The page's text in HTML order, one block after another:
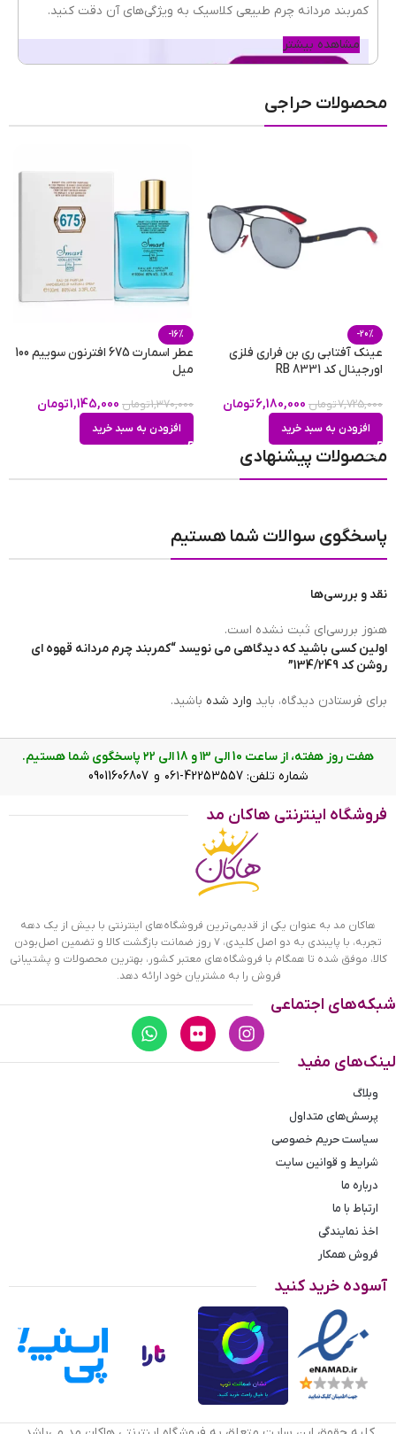
کمربند مردانه چرم طبیعی کلاسیک به ویژگی‌های آن دقت کنید.
کمربند چرم مردانه قهوه ای روشن کد 134/249
روشن کد 134/249
مهمترین چیز در خرید کمربند مردانه توجه به جنس آن است چرا
که مردان اغلب هر روز از کمربند خود استفاده می‌کنند پس لازم
قهوه ای روشن کد 134/249 از چرم طبیعی گاومیش دوخته شده
است. چرم گاومیش به دلیل داشتن ساختار فیبری از استقامت
بالایی در برابر پارگی برخوردار است. ضمن آنکه ضخامت و وسعت
چرم گاومیش باعث می‌شود کمربند یک لایه و یکدست شود. سگک
کمربند نیز از استیل ضدحساسیت و رنگ ثابت ساخته می‌شود تا
همیشه زیبایی خود را حفظ کند. هماهنگ کردن رنگ کمربند با
کفش و کیف قطعا به شیک‌پوشی شما کمک می‌کند. کمربند مردانه
چرم طبیعی می‌تواند یک گزینه خوب برای هدیه روز پدر و روز مرد
باشد چرا که هم انتخاب سایز آن آسان است و هم شیک و باکلاس
است و هم بسیار کاربردی است.
مشاهده بیشتر
محصولات حراجی
-20%
عینک آفتابی ری بن فراری فلزی
اورجینال کد RB 8331
7,725,000تومان 6,180,000تومان
افزودن به سبد خرید
-16%
عطر اسمارت 675 افترنون سوییم 100
میل
1,370,000تومان 1,145,000تومان
افزودن به سبد خرید
محصولات پیشنهادی
پاسخگوی سوالات شما هستیم
نقد و بررسی‌ها
هنوز بررسی‌ای ثبت نشده است.
اولین کسی باشید که دیدگاهی می نویسد “کمربند چرم مردانه قهوه ای
روشن کد 134/249”
برای فرستادن دیدگاه، باید وارد شده باشید.
هفت روز هفته، از ساعت 10 الی ۱3 و 18 الی ۲2 پاسخگوی شما هستیم.
شماره تلفن: 42253557-۰۶۱ و 09011606807
فروشگاه اینترنتی هاکان مد
هاکان مد به عنوان یکی از قدیمی‌ترین فروشگاه‌های اینترنتی با بیش از یک دهه
تجربه، با پایبندی به دو اصل کلیدی، ۷ روز ضمانت بازگشت کالا و تضمین اصل‌بودن
کالا، موفق شده تا همگام با فروشگاه‌های معتبر کشور، بهترین محصولات و پشتیبانی
فروش را به مشتریان خود ارائه دهد.
شبکه‌های اجتماعی
لینک‌های مفید
وبلاگ
پرسش‌های متداول
سیاست حریم خصوصی
شرایط و قوانین سایت
درباره ما
ارتباط با ما
اخذ نمایندگی
فروش همکار
آسوده خرید کنید